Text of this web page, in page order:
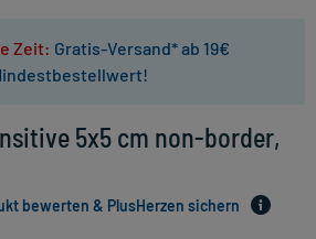
Zeit: Gratis-Versand* ab 19€
5x5 cm non-border,
bewerten & PlusHerzen sichern